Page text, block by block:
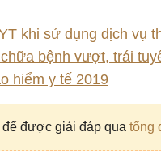
khi sử dụng dịch vụ
bệnh vượt, trái
hiểm y tế 2019
được giải đáp qua tổng